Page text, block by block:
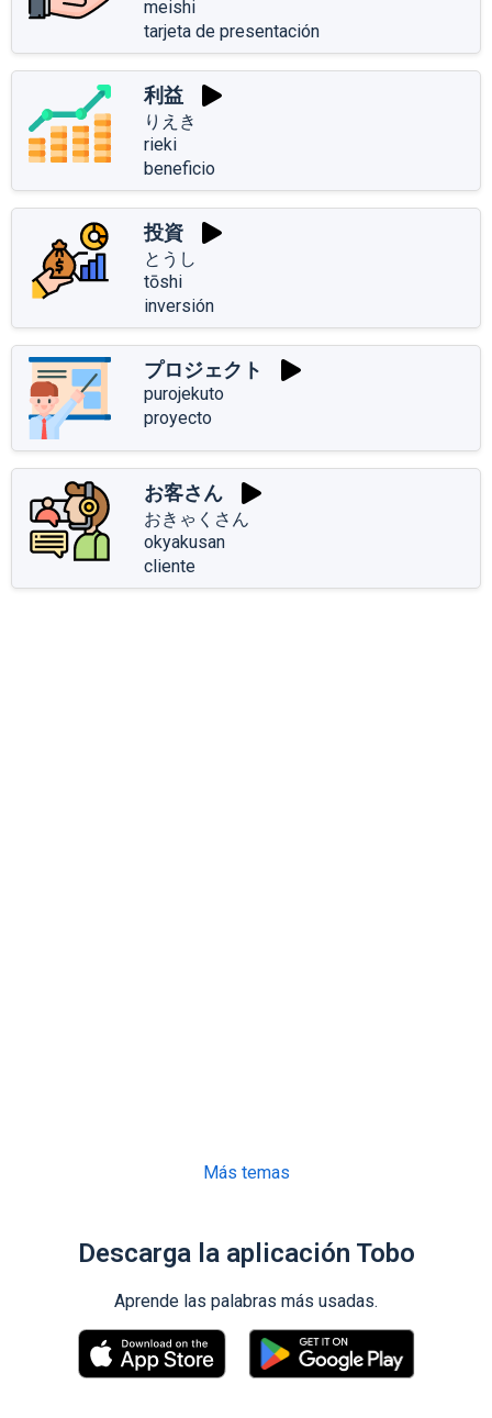
meishi
tarjeta de presentación
利益
りえき
rieki
beneficio
投資
とうし
tōshi
inversión
プロジェクト
purojekuto
proyecto
お客さん
おきゃくさん
okyakusan
cliente
Más temas
Descarga la aplicación Tobo
Aprende las palabras más usadas.